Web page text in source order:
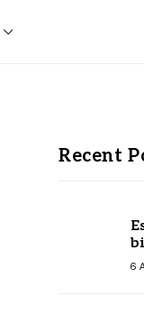
Recent
6